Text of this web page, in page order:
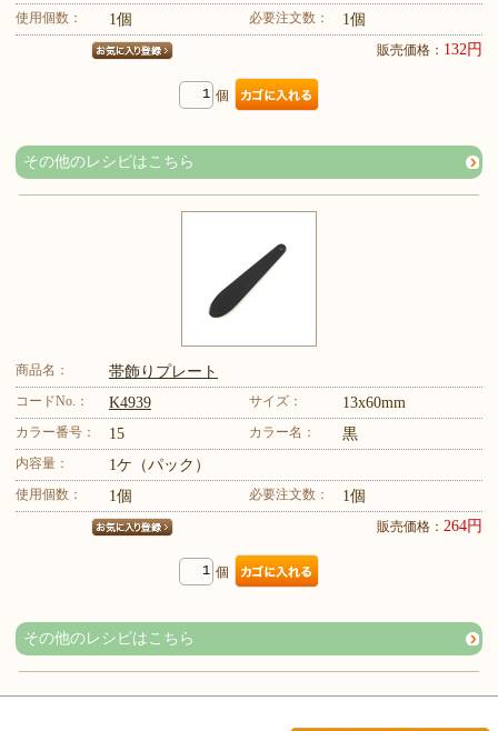
使用個数： 1個 必要注文数： 1個
販売価格： 132円
個
その他のレシピはこちら
商品名： 帯飾りプレート
コードNo.： K4939 サイズ： 13x60mm
カラー番号： 15 カラー名： 黒
内容量： 1ケ（パック）
使用個数： 1個 必要注文数： 1個
販売価格： 264円
個
その他のレシピはこちら